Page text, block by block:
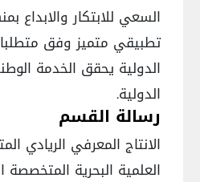
السعي للابتكار والابداع
تطبيقي متميز وفق
الدولية يحقق الخدمة
الدولية.
رسالة القسم
الانتاج المعرفي الريادي
العلمية البحرية المتخصصة